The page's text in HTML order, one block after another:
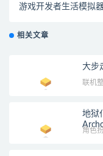
游戏开发者生活模拟
相关文章
大步
联机
地狱
角色